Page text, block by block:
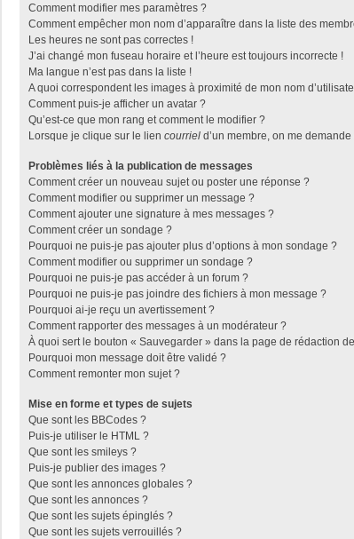
Comment modifier mes paramètres ?
Comment empêcher mon nom d’apparaître dans la liste des
Les heures ne sont pas correctes !
J’ai changé mon fuseau horaire et l’heure est toujours incorrecte !
Ma langue n’est pas dans la liste !
A quoi correspondent les images à proximité de mon nom
Comment puis-je afficher un avatar ?
Qu’est-ce que mon rang et comment le modifier ?
Lorsque je clique sur le lien courriel d’un membre, on me
Problèmes liés à la publication de messages
Comment créer un nouveau sujet ou poster une réponse ?
Comment modifier ou supprimer un message ?
Comment ajouter une signature à mes messages ?
Comment créer un sondage ?
Pourquoi ne puis-je pas ajouter plus d’options à mon sondage ?
Comment modifier ou supprimer un sondage ?
Pourquoi ne puis-je pas accéder à un forum ?
Pourquoi ne puis-je pas joindre des fichiers à mon message ?
Pourquoi ai-je reçu un avertissement ?
Comment rapporter des messages à un modérateur ?
À quoi sert le bouton « Sauvegarder » dans la page de rédaction
Pourquoi mon message doit être validé ?
Comment remonter mon sujet ?
Mise en forme et types de sujets
Que sont les BBCodes ?
Puis-je utiliser le HTML ?
Que sont les smileys ?
Puis-je publier des images ?
Que sont les annonces globales ?
Que sont les annonces ?
Que sont les sujets épinglés ?
Que sont les sujets verrouillés ?